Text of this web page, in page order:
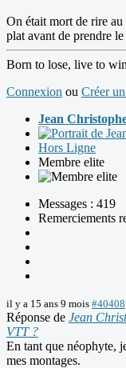
On était mort de rire
plat avant de prendre
Born to lose, live to win
Connexion ou Créer
Jean
Hors Ligne
Membre elite
Messages : 419
Remerciements
il y a 15 ans 9 mois #40408
Réponse de Jean
VTT ?
En tant que néophyte,
mes montages.